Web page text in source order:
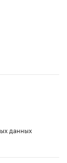
данных